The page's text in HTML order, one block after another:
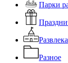
Парки
Разное